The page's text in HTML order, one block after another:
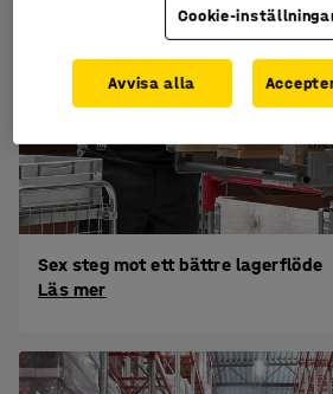
Sex steg mot ett bättre lagerflöde
Läs mer
Cookie-
Avvisa alla